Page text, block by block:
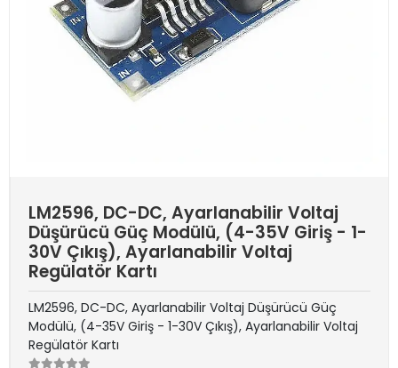
LM2596, DC-DC, Ayarlanabilir Voltaj
Düşürücü Güç Modülü, (4-35V Giriş - 1-
30V Çıkış), Ayarlanabilir Voltaj
Regülatör Kartı
LM2596, DC-DC, Ayarlanabilir Voltaj Düşürücü Güç
Modülü, (4-35V Giriş - 1-30V Çıkış), Ayarlanabilir Voltaj
Regülatör Kartı